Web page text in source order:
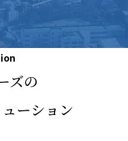
ズの
ーション